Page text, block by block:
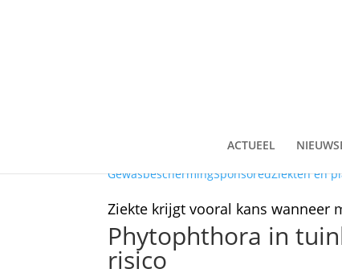
ACTUEEL
GewasbeschermingSponsoredZiekten en
Ziekte krijgt vooral kans wanneer
Phytophthora in
risico